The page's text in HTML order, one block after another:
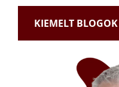
KIEMELT BLOGOK